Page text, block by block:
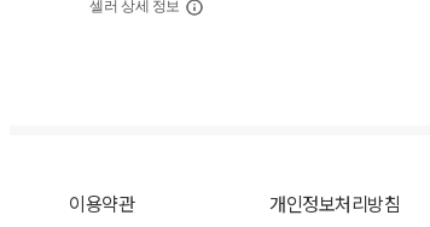
셀러 상세 정보
이용약관 개인정보처리방침